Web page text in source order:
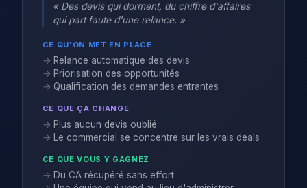
« Des devis qui dorment, du chiffre d'affaires
qui part faute d'une relance. »
CE QU'ON MET EN PLACE
Relance automatique des devis
Priorisation des opportunités
Qualification des demandes entrantes
CE QUE ÇA CHANGE
Plus aucun devis oublié
Le commercial se concentre sur les vrais deals
CE QUE VOUS Y GAGNEZ
Du CA récupéré sans effort